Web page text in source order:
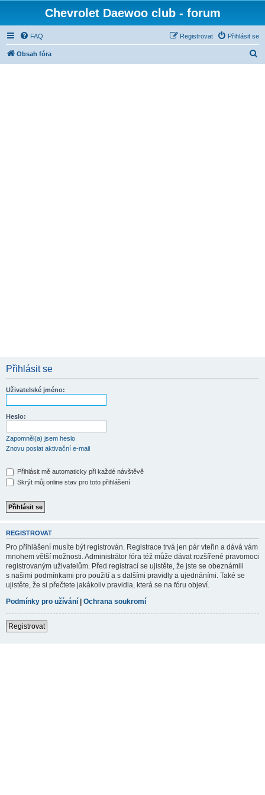
Chevrolet Daewoo club - forum
FAQ Přihlásit se
Registrovat
Obsah fóra
Přihlásit se
Uživatelské jméno:
Heslo:
Zapomněl(a) jsem heslo
Znovu poslat aktivační e-mail
Přihlásit mě automaticky při každé návštěvě
Skrýt můj online stav pro toto přihlášení
REGISTROVAT
Pro přihlášení musíte být registrován. Registrace trvá jen pár vteřin a dává vám
mnohem větší možnosti. Administrátor fóra též může dávat rozšířené pravomoci
registrovaným uživatelům. Před registrací se ujistěte, že jste se obeznámili
s našimi podmínkami pro použití a s dalšími pravidly a ujednáními. Také se
ujistěte, že si přečtete jakákoliv pravidla, která se na fóru objeví.
Podmínky pro užívání | Ochrana soukromí
Registrovat